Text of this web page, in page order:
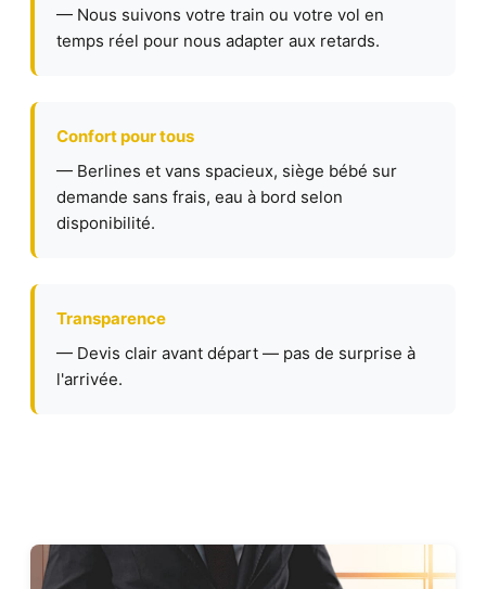
— Nous suivons votre train ou votre vol en
temps réel pour nous adapter aux retards.
Confort pour tous
— Berlines et vans spacieux, siège bébé sur
demande sans frais, eau à bord selon
disponibilité.
Transparence
— Devis clair avant départ — pas de surprise à
l'arrivée.